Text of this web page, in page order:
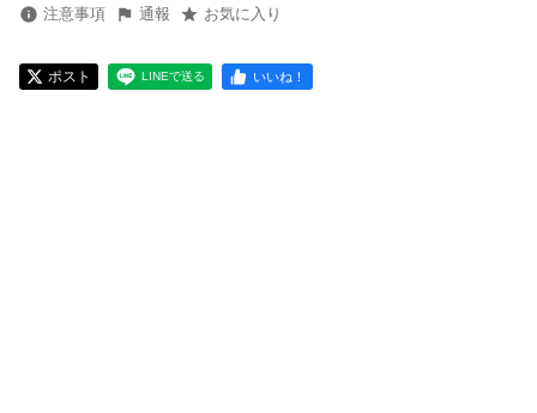
注意事項 通報 お気に入り
ポスト LINEで送る いいね！